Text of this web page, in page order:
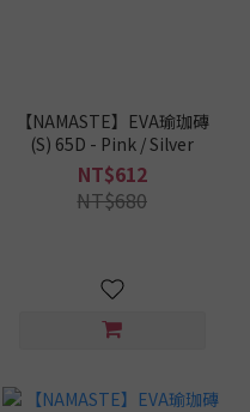
【NAMASTE】EVA瑜珈磚
(S) 65D - Pink / Silver
NT$612
NT$680